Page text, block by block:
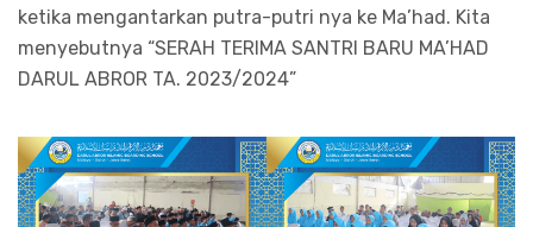
ketika mengantarkan putra-putri nya ke Ma’had. Kita
menyebutnya “SERAH TERIMA SANTRI BARU MA’HAD
DARUL ABROR TA. 2023/2024”